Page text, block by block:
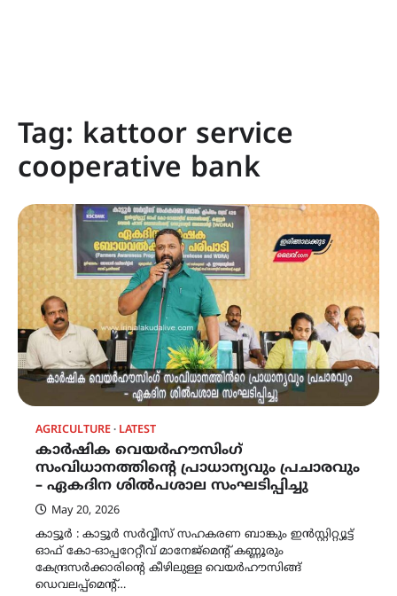
Tag: kattoor service
cooperative bank
AGRICULTURE LATEST
കാര്‍ഷിക വെയര്‍ഹൗസിംഗ്
സംവിധാനത്തിന്‍റെ പ്രാധാന്യവും പ്രചാരവും
– ഏകദിന ശില്‍പശാല സംഘടിപ്പിച്ചു
May 20, 2026
കാട്ടൂര്‍ : കാട്ടൂര്‍ സര്‍വ്വീസ് സഹകരണ ബാങ്കും ഇന്‍സ്റ്റിറ്റ്യൂട്ട്
ഓഫ് കോ-ഓപ്പറേറ്റീവ് മാനേജ്മെന്‍റ് കണ്ണൂരും
കേന്ദ്രസര്‍ക്കാരിന്‍റെ കീഴിലുള്ള വെയര്‍ഹൗസിങ്ങ്
ഡെവലപ്പ്മെന്‍റ്…